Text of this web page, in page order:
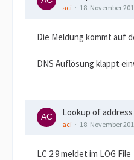
aci 18. November
Die Meldung kommt auf
DNS Auflösung klappt
Lookup of address
aci 18. November
LC 2.9 meldet im LOG File